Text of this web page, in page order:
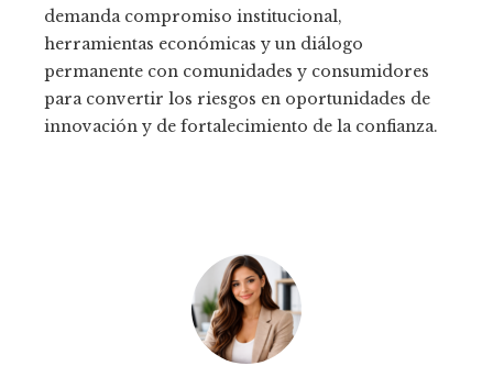
demanda compromiso institucional,
herramientas económicas y un diálogo
permanente con comunidades y consumidores
para convertir los riesgos en oportunidades de
innovación y de fortalecimiento de la confianza.